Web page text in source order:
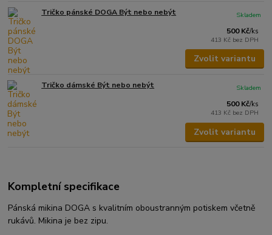
Tričko pánské DOGA Být nebo nebýt
500 Kč/ks
413 Kč bez DPH
Skladem
Zvolit variantu
Tričko dámské Být nebo nebýt
500 Kč/ks
413 Kč bez DPH
Skladem
Zvolit variantu
Kompletní specifikace
Pánská mikina DOGA s kvalitním oboustranným potiskem včetně
rukávů. Mikina je bez zipu.